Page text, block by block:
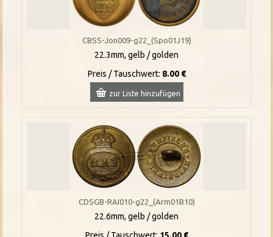
CBSS-Jon009-g22_(Spo01J19)
22.3mm, gelb / golden
Preis / Tauschwert: 8.00 €
zur Liste hinzufügen
CDSGB-RAI010-g22_(Arm01B10)
22.6mm, gelb / golden
Preis / Tauschwert: 15.00 €